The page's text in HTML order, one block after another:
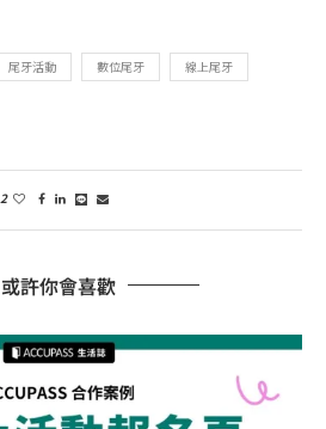
尾牙活動 數位尾牙 線上尾牙
2
或許你會喜歡